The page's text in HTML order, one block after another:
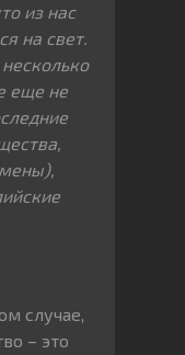
из нас
на свет.
несколько
еще не
случае,
– это